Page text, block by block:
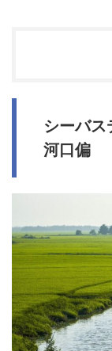
シーバス
河口偏